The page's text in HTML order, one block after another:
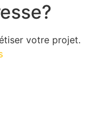
votre projet.